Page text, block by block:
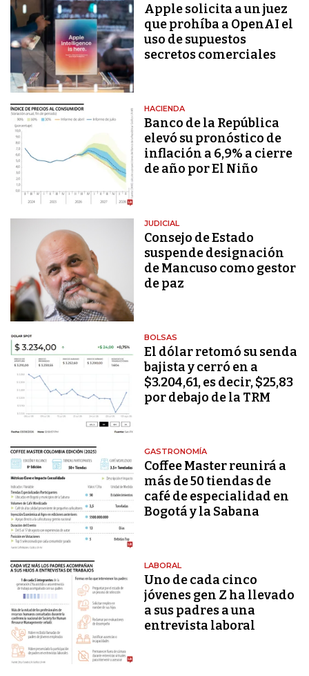
Apple solicita a un juez
que prohíba a OpenAI el
uso de supuestos
secretos comerciales
HACIENDA
Banco de la República
elevó su pronóstico de
inflación a 6,9% a cierre
de año por El Niño
JUDICIAL
Consejo de Estado
suspende designación
de Mancuso como gestor
de paz
BOLSAS
El dólar retomó su senda
bajista y cerró en a
$3.204,61, es decir, $25,83
por debajo de la TRM
GASTRONOMÍA
Coffee Master reunirá a
más de 50 tiendas de
café de especialidad en
Bogotá y la Sabana
LABORAL
Uno de cada cinco
jóvenes gen Z ha llevado
a sus padres a una
entrevista laboral